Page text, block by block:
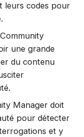
leurs codes pour
une grande
du contenu
Manager doit
pour détecter
et y